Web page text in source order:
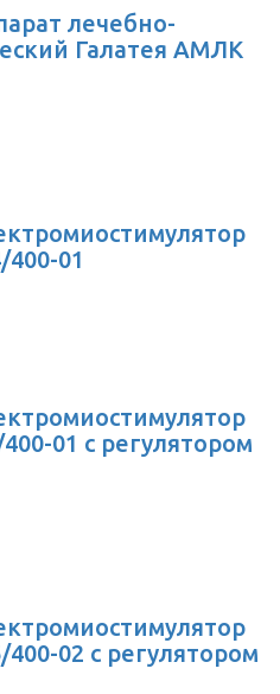
лечебно-
Галатея АМЛК
01
01 с регулятором
02 с регулятором